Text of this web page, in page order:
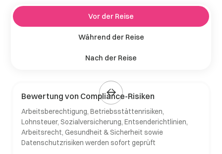
Vor der Reise
Während der Reise
Nach der Reise
Bewertung von Compliance-Risiken
Arbeitsberechtigung, Betriebsstättenrisiken,
Lohnsteuer, Sozialversicherung, Entsenderichtlinien,
Arbeitsrecht, Gesundheit & Sicherheit sowie
Datenschutzrisiken werden sofort geprüft